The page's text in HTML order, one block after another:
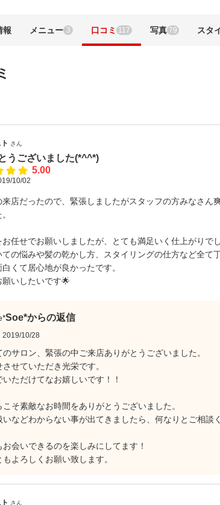
報 メニュー 3 口コミ 117 写真 79 スタ
さん
うございました(*^^*)
5.00
10/02
来店だったので、緊張しましたがスタッフの方みなさん
お任せでお願いしましたが、とても満足いく仕上がりで
の悩みや髪の乾かし方、スタイリングの仕方など全て
くて居心地が良かったです。
願いしたいです🌟
Soe*からの返信
2019/10/28
のサロン、緊張の中ご来店ありがとうございました。
させていただき光栄です。
いただけてなお嬉しいです！！
こそ素敵なお時間をありがとうございました。
いなどわからない事が出てきましたら、何なりとご相談
お会いできるのを楽しみにしてます！
もよろしくお願い致します。
さん